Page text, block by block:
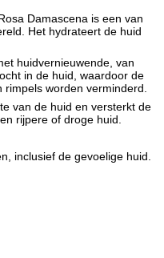
Damascena is een van
Het hydrateert de huid
huidvernieuwende, van
in de huid, waardoor de
worden verminderd.
van de huid en versterkt de
rijpere of droge huid.
inclusief de gevoelige huid.